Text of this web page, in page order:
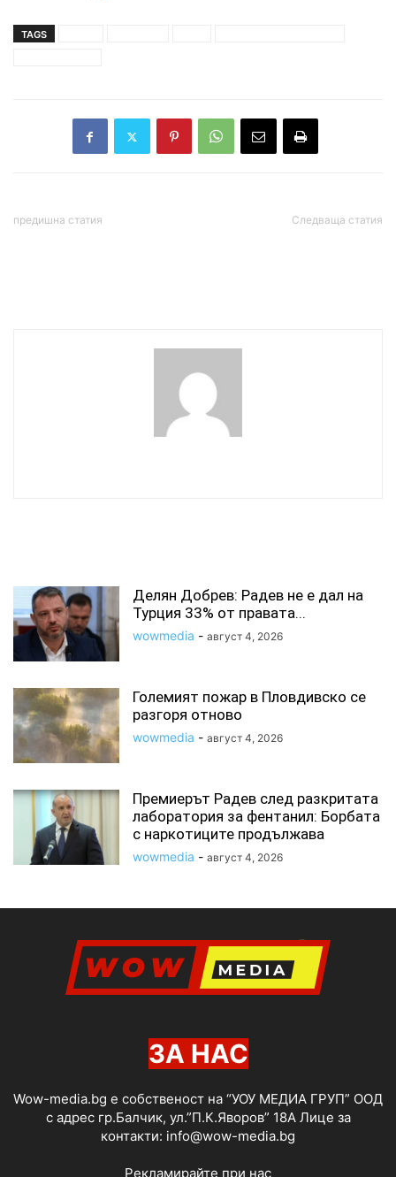
TAGS
предишна статия Следваща статия
Делян Добрев: Радев не е дал на
Турция 33% от правата...
wowmedia - август 4, 2026
Големият пожар в Пловдивско се
разгоря отново
wowmedia - август 4, 2026
Премиерът Радев след разкритата
лаборатория за фентанил: Борбата
с наркотиците продължава
wowmedia - август 4, 2026
ЗА НАС
Wow-media.bg е собственост на “УОУ МЕДИА ГРУП” ООД
с адрес гр.Балчик, ул.”П.К.Яворов” 18А Лице за
контакти: info@wow-media.bg
Рекламирайте при нас